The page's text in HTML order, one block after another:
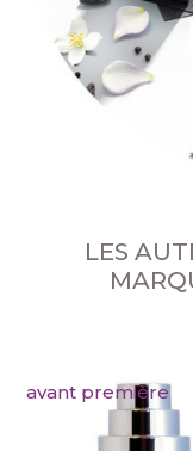
LES
avant première